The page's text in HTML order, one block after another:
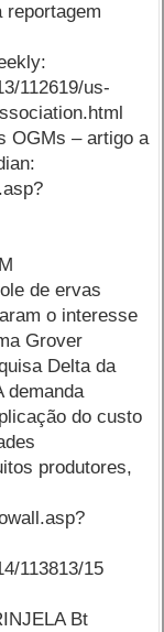
reportagem
112619/us-
OGMs – artigo a
de ervas
o interesse
Grover
Delta da
demanda
do custo
produtores,
113813/15
Bt